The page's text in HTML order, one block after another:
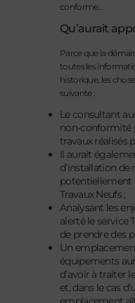
conforme…
Qu’aurait
Parce que la
toutes les
historique, les
suivante :
Le consultant
non-conformité
travaux réalisés
Il aurait
d’installation
potentiellement
Travaux Neufs ;
Analysant les
alerté le service
de prendre des
Un
équipements
d’avoir à traiter
et, dans le cas